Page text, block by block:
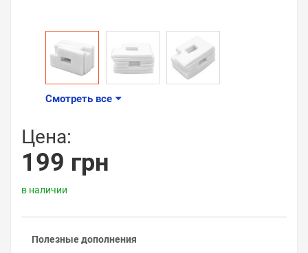
Смотреть все
Цена:
199 грн
в наличии
Полезные дополнения